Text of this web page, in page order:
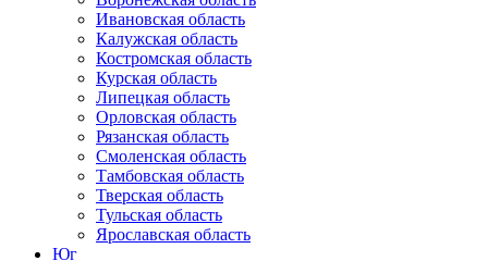
Ивановская область
Калужская область
Костромская область
Курская область
Липецкая область
Орловская область
Рязанская область
Смоленская область
Тамбовская область
Тверская область
Тульская область
Ярославская область
Юг